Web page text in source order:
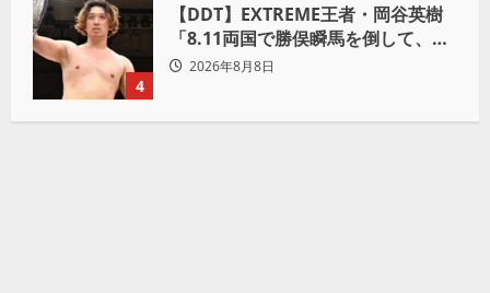
4
【DDT】EXTREME王者・岡谷英樹
「8.11両国で勝俣瞬馬を倒して、初
めて“本当の王者”になれる」
2026年8月8日